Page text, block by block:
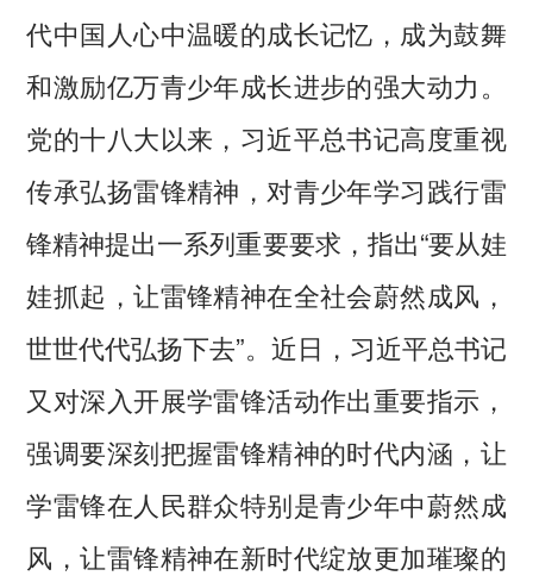
代中国人心中温暖的成长记忆，成为鼓舞
和激励亿万青少年成长进步的强大动力。
党的十八大以来，习近平总书记高度重视
传承弘扬雷锋精神，对青少年学习践行雷
锋精神提出一系列重要要求，指出“要从娃
娃抓起，让雷锋精神在全社会蔚然成风，
世世代代弘扬下去”。近日，习近平总书记
又对深入开展学雷锋活动作出重要指示，
强调要深刻把握雷锋精神的时代内涵，让
学雷锋在人民群众特别是青少年中蔚然成
风，让雷锋精神在新时代绽放更加璀璨的